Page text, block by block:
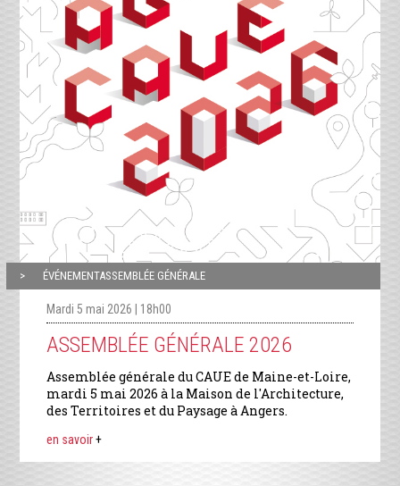
ÉVÉNEMENTASSEMBLÉE GÉNÉRALE
Mardi 5 mai 2026 | 18h00
ASSEMBLÉE GÉNÉRALE 2026
Assemblée générale du CAUE de Maine-et-Loire,
mardi 5 mai 2026 à la Maison de l'Architecture,
des Territoires et du Paysage à Angers.
en savoir+